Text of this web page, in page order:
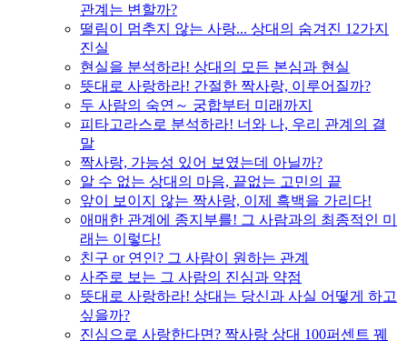
관계는 변할까?
떨림이 멈추지 않는 사랑... 상대의 숨겨진 12가지
진실
현실을 분석하라! 상대의 모든 본심과 현실
뜻대로 사랑하라! 간절한 짝사랑, 이루어질까?
두 사람의 숙연～ 궁합부터 미래까지
피타고라스로 분석하라! 너와 나, 우리 관계의 결
말
짝사랑, 가능성 있어 보였는데 아닐까?
알 수 없는 상대의 마음, 끝없는 고민의 끝
앞이 보이지 않는 짝사랑, 이제 흑백을 가리다!
애매한 관계에 종지부를! 그 사람과의 최종적인 미
래는 이렇다!
친구 or 연인? 그 사람이 원하는 관계
사주로 보는 그 사람의 진심과 약점
뜻대로 사랑하라! 상대는 당신과 사실 어떻게 하고
싶을까?
진심으로 사랑한다면? 짝사랑 상대 100퍼센트 꿰